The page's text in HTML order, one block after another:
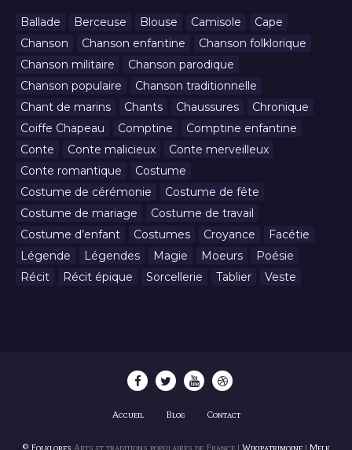
Ballade Berceuse Blouse Camisole
Cape
Chanson
Chanson enfantine
Chanson folklorique
Chanson militaire
Chanson parodique
Chanson populaire
Chanson traditionnelle
Chant de marins
Chants Chaussures
Chronique
Coiffe Chapeau
Comptine
Comptine enfantine
Conte
Conte malicieux
Conte merveilleux
Conte romantique
Costume
Costume de cérémonie
Costume de fête
Costume de mariage
Costume de travail
Costume d’enfant
Costumes Croyance
Facétie
Légende
Légendes Magie Moeurs
Poésie
Récit
Récit épique Sorcellerie Tablier Veste
Accueil Blog Contact
© Folklores Arts et traditions populaires de France | Wikipatrimoine| Melk